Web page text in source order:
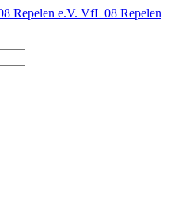
VfL 08 Repelen